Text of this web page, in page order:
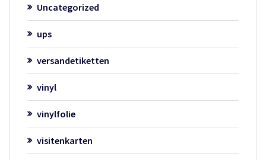
Uncategorized
ups
versandetiketten
vinyl
vinylfolie
visitenkarten